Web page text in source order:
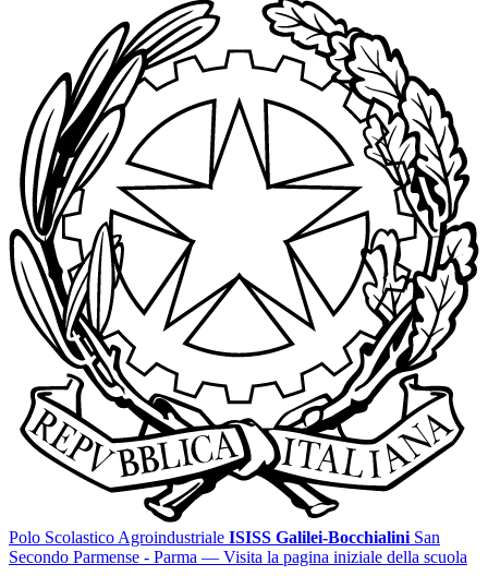
Polo Scolastico Agroindustriale ISISS Galilei-Bocchialini San
Secondo Parmense - Parma — Visita la pagina iniziale della scuola